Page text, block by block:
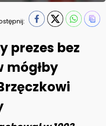
prezes bez
mógłby